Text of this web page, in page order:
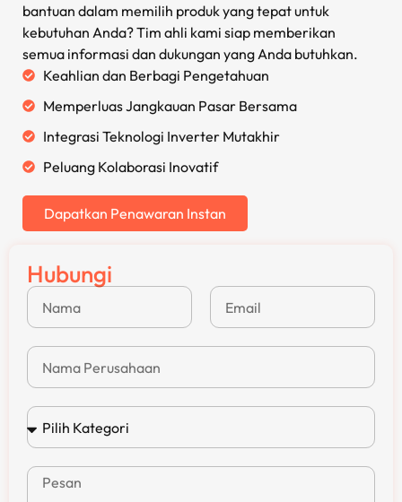
bantuan dalam memilih produk yang tepat untuk
kebutuhan Anda? Tim ahli kami siap memberikan
semua informasi dan dukungan yang Anda butuhkan.
Keahlian dan Berbagi Pengetahuan
Memperluas Jangkauan Pasar Bersama
Integrasi Teknologi Inverter Mutakhir
Peluang Kolaborasi Inovatif
Dapatkan Penawaran Instan
Hubungi